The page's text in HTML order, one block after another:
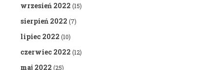
wrzesień 2022 (15)
sierpień 2022 (7)
lipiec 2022 (10)
czerwiec 2022 (12)
maj 2022 (25)